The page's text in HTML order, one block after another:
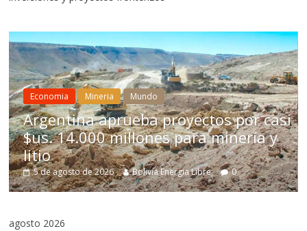
Economia Mineria Mundo
aprueba proyectos por casi
14.000 millones para minería y
5 de agosto de 2026 Bolivia Energia Libre 0 5
agosto 2026